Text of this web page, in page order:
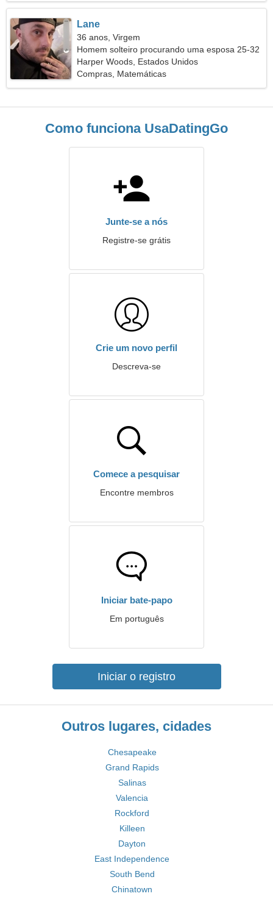
Lane
36 anos, Virgem
Homem solteiro procurando uma esposa 25-32
Harper Woods, Estados Unidos
Compras, Matemáticas
Como funciona UsaDatingGo
Junte-se a nós
Registre-se grátis
Crie um novo perfil
Descreva-se
Comece a pesquisar
Encontre membros
Iniciar bate-papo
Em português
Iniciar o registro
Outros lugares, cidades
Chesapeake
Grand Rapids
Salinas
Valencia
Rockford
Killeen
Dayton
East Independence
South Bend
Chinatown